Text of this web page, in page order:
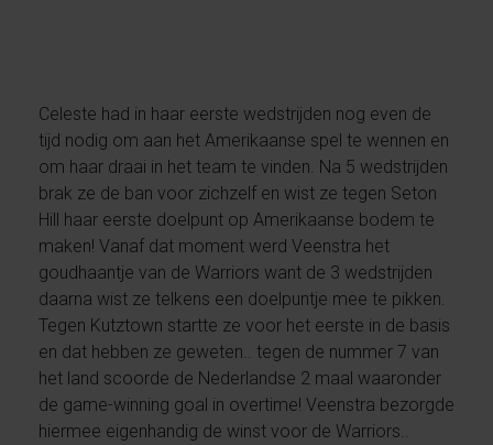
Celeste had in haar eerste wedstrijden nog even de
tijd nodig om aan het Amerikaanse spel te wennen en
om haar draai in het team te vinden. Na 5 wedstrijden
brak ze de ban voor zichzelf en wist ze tegen Seton
Hill haar eerste doelpunt op Amerikaanse bodem te
maken! Vanaf dat moment werd Veenstra het
goudhaantje van de Warriors want de 3 wedstrijden
daarna wist ze telkens een doelpuntje mee te pikken.
Tegen Kutztown startte ze voor het eerste in de basis
en dat hebben ze geweten.. tegen de nummer 7 van
het land scoorde de Nederlandse 2 maal waaronder
de game-winning goal in overtime! Veenstra bezorgde
hiermee eigenhandig de winst voor de Warriors..